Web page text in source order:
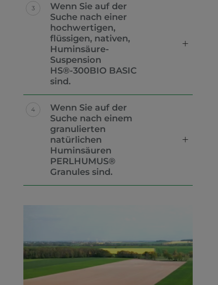
Wenn Sie auf der
Suche nach einer
hochwertigen,
flüssigen, nativen,
Huminsäure-
Suspension
HS®-300BIO BASIC
sind.
Wenn Sie auf der
Suche nach einem
granulierten
natürlichen
Huminsäuren
PERLHUMUS®
Granules sind.